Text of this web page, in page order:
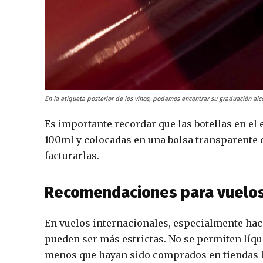
En la etiqueta posterior de los vinos, podemos encontrar su graduación
Es importante recordar que las botellas en el
100ml y colocadas en una bolsa
facturarlas.
Recomendaciones para
En vuelos internacionales, especialmente
pueden ser más estrictas. No se permiten
menos que hayan sido comprados en